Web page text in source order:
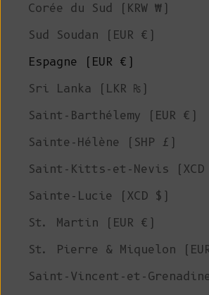
Corée du Sud (KRW ₩)
Sud Soudan (EUR €)
Espagne (EUR €)
Sri Lanka (LKR ₨)
Saint-Barthélemy (EUR €)
Sainte-Hélène (SHP £)
Saint-Kitts-et-Nevis (XCD
Sainte-Lucie (XCD $)
St. Martin (EUR €)
St. Pierre & Miquelon
Saint-Vincent-et-